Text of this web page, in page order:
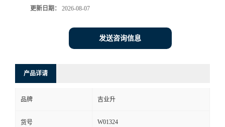
更新日期： 2026-08-07
发送咨询信息
产品详请
品牌 吉业升
货号 W01324